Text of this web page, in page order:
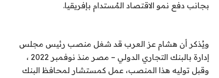
بجانب دفع نمو الاقتصاد المُستدام بإفريقيا.
ويُذكر أن هشام عز العرب قد شغل منصب رئيس مجلس
إدارة بالبنك التجاري الدولي – مصر منذ نوفمبر 2022 ،
وقبل توليه هذا المنصب، عمل كمستشار لمحافظ البنك